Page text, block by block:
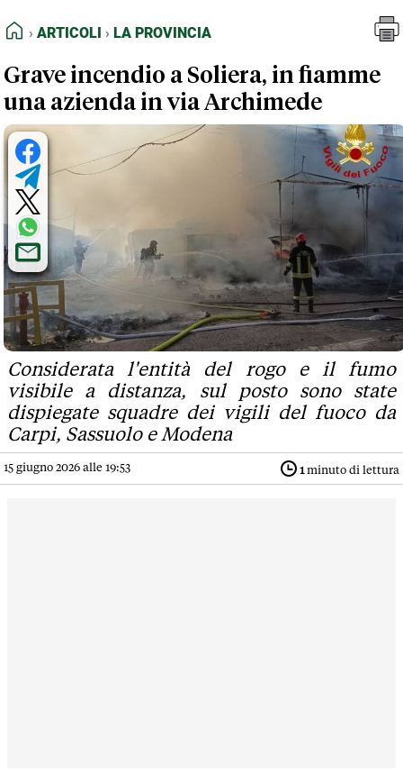
FEED RSS
NORMATIVE DEONTOLOGICHE
TERMINI e CONDIZIONI
Articoli
La Provincia
HOME
ARTICOLI LA PROVINCIA
Grave incendio a Soliera, in fiamme
una azienda in via Archimede
​Considerata l'entità del rogo e il fumo
visibile a distanza, sul posto sono state
dispiegate squadre dei vigili del fuoco da
Carpi, Sassuolo e Modena
15 giugno 2026 alle 19:53 1minuto di lettura